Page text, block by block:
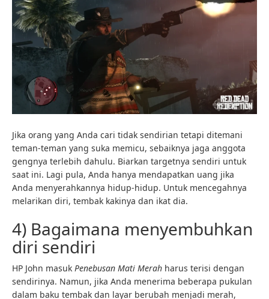
Jika orang yang Anda cari tidak sendirian tetapi ditemani
teman-teman yang suka memicu, sebaiknya jaga anggota
gengnya terlebih dahulu. Biarkan targetnya sendiri untuk
saat ini. Lagi pula, Anda hanya mendapatkan uang jika
Anda menyerahkannya hidup-hidup. Untuk mencegahnya
melarikan diri, tembak kakinya dan ikat dia.
4) Bagaimana menyembuhkan
diri sendiri
HP John masuk Penebusan Mati Merah harus terisi dengan
sendirinya. Namun, jika Anda menerima beberapa pukulan
dalam baku tembak dan layar berubah menjadi merah,